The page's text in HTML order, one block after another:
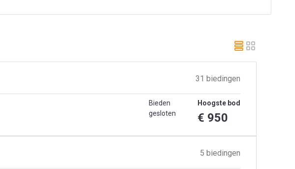
31 biedingen
Bieden
gesloten
Hoogste bod
€ 950
5 biedingen